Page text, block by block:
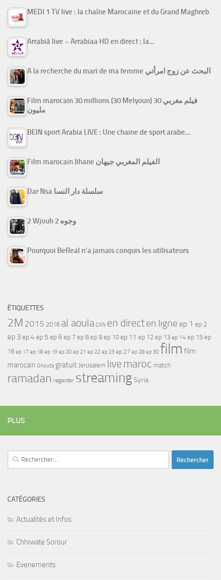
MEDI 1 TV live : la chaîne Marocaine et du Grand Maghreb
Arrabiâ live – Arrabiaa HD en direct : la…
A la recherche du mari de ma femme البحث عن زوج امرأتي
Film marocain 30 millions (30 Melyoun) فيلم مغربي 30
مليون
BEIN sport Arabia LIVE : Une chaine de sport arabe…
Film marocain Jihane الفيلم المغربي جيهان
Dar Nsa سلسلة دار النسا
2 Wjouh 2 وجوه
Pourquoi BeReal n’a jamais conquis les utilisateurs
ÉTIQUETTES
2M 2015 2016 al aoula CAN en directen ligne ep 1 ep 2
ep 3ep 4ep 5 ep 6 ep 7 ep 8 ep 9 ep 10 ep 11 ep 12 ep 13 ep 14 ep 15 ep
16 ep 17 ep 18 ep 19 ep 20 ep 21 ep 22 ep 23 ep 27 ep 28 ep 30 film film
marocain Ghouta gratuit Jerusalem live maroc match
ramadan regarder streamingSyria
PLUS
Rechercher :
CATÉGORIES
Actualités et Infos
Chhiwate Sorour
Evenements